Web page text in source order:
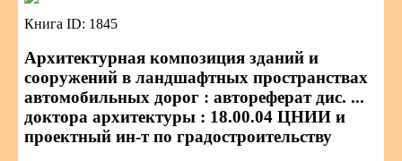
Книга ID: 1845
Архитектурная композиция зданий и
сооружений в ландшафтных пространствах
автомобильных дорог : автореферат дис. ...
доктора архитектуры : 18.00.04 ЦНИИ и
проектный ин-т по градостроительству